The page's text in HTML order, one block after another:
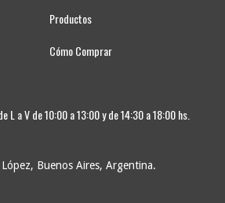
Productos
Cómo Comprar
L a V de 10:00 a 13:00 y de 14:30 a 18:00 hs.
Buenos Aires, Argentina.